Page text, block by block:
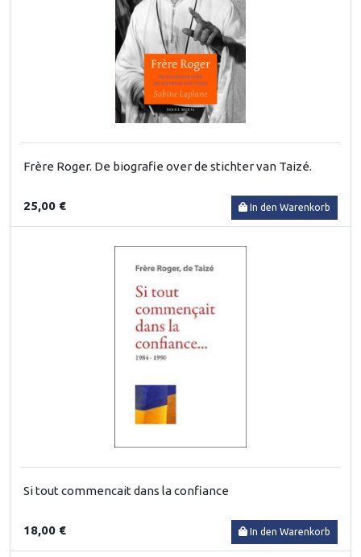
Frère Roger. De biografie over de stichter van Taizé.
25,00 € In den Warenkorb
Si tout commencait dans la confiance
18,00 € In den Warenkorb